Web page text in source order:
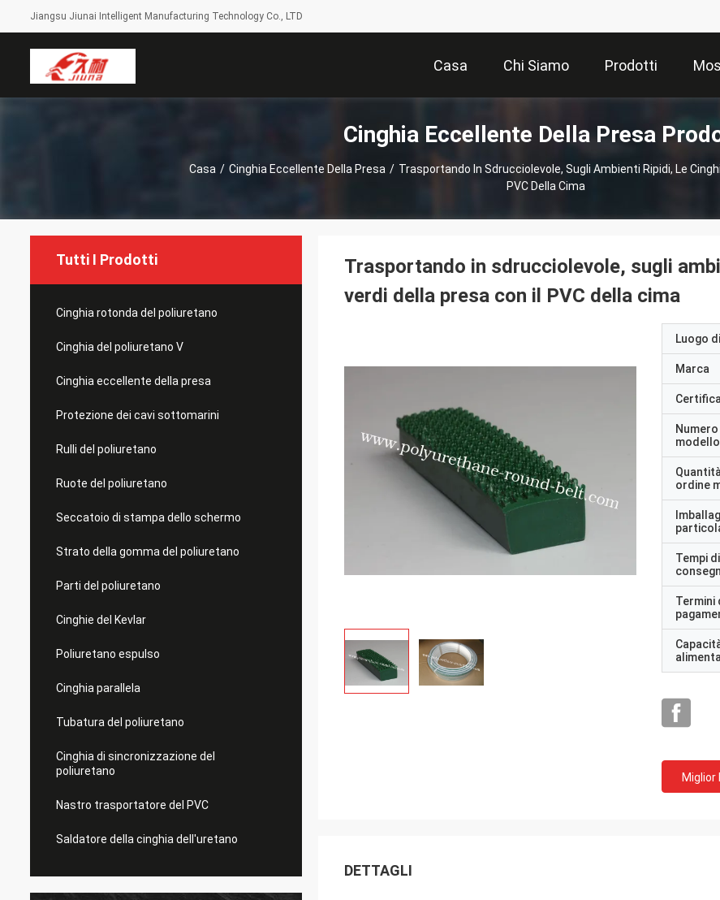
Jiangsu Jiunai Intelligent Manufacturing Technology Co., LTD
Casa Chi Siamo Prodotti
Cinghia Eccellente Della Presa
Casa / Cinghia Eccellente Della Presa / Trasportando In Sdrucciolevole, Sugli Ambienti Ripidi, Le
PVC Della Cima
Tutti I Prodotti
Cinghia rotonda del poliuretano
Cinghia del poliuretano V
Cinghia eccellente della presa
Protezione dei cavi sottomarini
Rulli del poliuretano
Ruote del poliuretano
Seccatoio di stampa dello schermo
Strato della gomma del poliuretano
Parti del poliuretano
Cinghie del Kevlar
Poliuretano espulso
Cinghia parallela
Tubatura del poliuretano
Cinghia di sincronizzazione del
poliuretano
Nastro trasportatore del PVC
Saldatore della cinghia dell'uretano
Trasportando in sdrucciolevole, sugli
verdi della presa con il PVC della cima
Luogo
Marca
modello
ordine
Tempi di
Termini
Miglior
DETTAGLI